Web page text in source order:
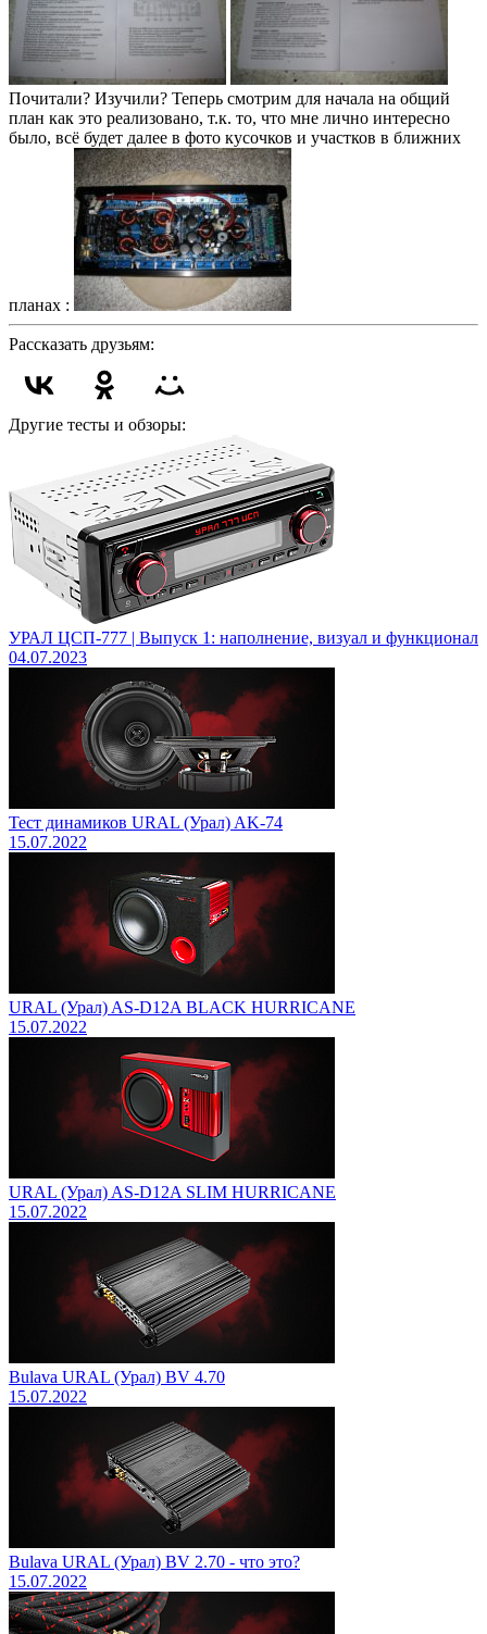
Почитали? Изучили? Теперь смотрим для начала на общий
план как это реализовано, т.к. то, что мне лично интересно
было, всё будет далее в фото кусочков и участков в ближних
планах :
Рассказать друзьям:
Другие тесты и обзоры:
УРАЛ ЦСП-777 | Выпуск 1: наполнение, визуал и функционал
04.07.2023
Тест динамиков URAL (Урал) AK-74
15.07.2022
URAL (Урал) AS-D12A BLACK HURRICANE
15.07.2022
URAL (Урал) AS-D12A SLIM HURRICANE
15.07.2022
Bulava URAL (Урал) BV 4.70
15.07.2022
Bulava URAL (Урал) BV 2.70 - что это?
15.07.2022